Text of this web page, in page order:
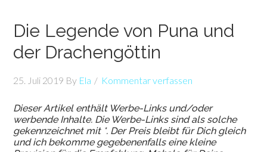
Die Legende von Puna und
der Drachengöttin
25. Juli 2019 By Ela Kommentar verfassen
Dieser Artikel enthält Werbe-Links und/oder
werbende Inhalte. Die Werbe-Links sind als solche
gekennzeichnet mit *. Der Preis bleibt für Dich gleich
und ich bekomme gegebenenfalls eine kleine